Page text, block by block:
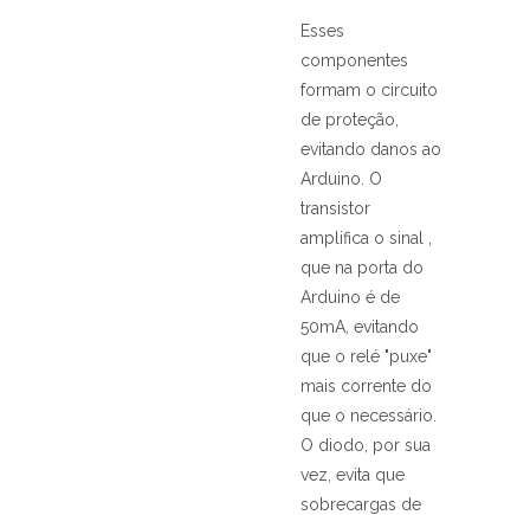
Esses
componentes
formam o circuito
de proteção,
evitando danos ao
Arduino. O
transistor
amplifica o sinal ,
que na porta do
Arduino é de
50mA, evitando
que o relé "puxe"
mais corrente do
que o necessário.
O diodo, por sua
vez, evita que
sobrecargas de